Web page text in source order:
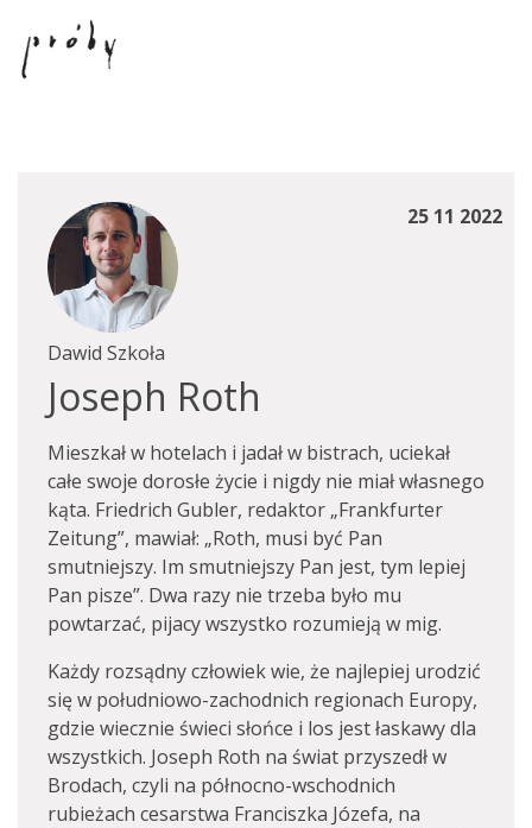
25 11 2022
Dawid Szkoła
Joseph Roth
Mieszkał w hotelach i jadał w bistrach, uciekał
całe swoje dorosłe życie i nigdy nie miał własnego
kąta. Friedrich Gubler, redaktor „Frankfurter
Zeitung”, mawiał: „Roth, musi być Pan
smutniejszy. Im smutniejszy Pan jest, tym lepiej
Pan pisze”. Dwa razy nie trzeba było mu
powtarzać, pijacy wszystko rozumieją w mig.
Każdy rozsądny człowiek wie, że najlepiej urodzić
się w południowo-zachodnich regionach Europy,
gdzie wiecznie świeci słońce i los jest łaskawy dla
wszystkich. Joseph Roth na świat przyszedł w
Brodach, czyli na północno-wschodnich
rubieżach cesarstwa Franciszka Józefa, na